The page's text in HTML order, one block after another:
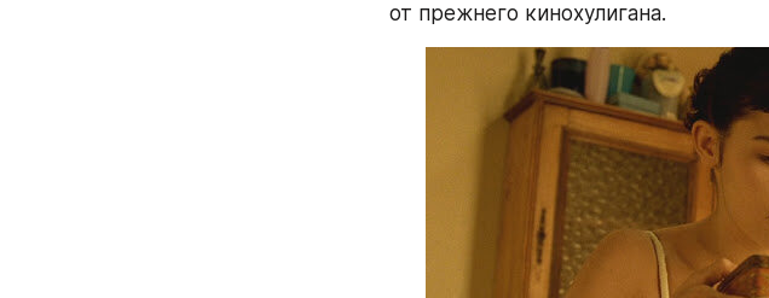
от прежнего кинохулигана.